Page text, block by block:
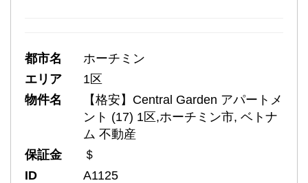
都市名
ホーチミン
エリア
1区
物件名
【格安】Central Garden アパートメ
ント (17) 1区,ホーチミン市, ベトナ
ム 不動産
保証金
＄
ID
A1125